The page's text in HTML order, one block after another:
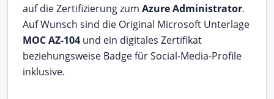
auf die Zertifizierung zum Azure Administrator.
Auf Wunsch sind die Original Microsoft Unterlage
MOC AZ-104 und ein digitales Zertifikat
beziehungsweise Badge für Social-Media-Profile
inklusive.